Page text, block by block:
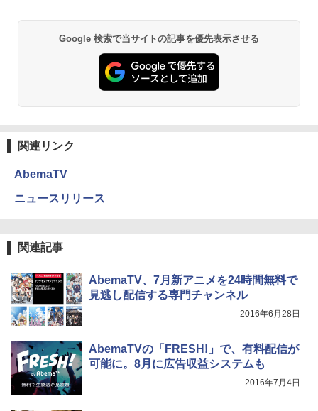
Google 検索で当サイトの記事を優先表示させる
関連リンク
AbemaTV
ニュースリリース
関連記事
AbemaTV、7月新アニメを24時間無料で
見逃し配信する専門チャンネル
2016年6月28日
AbemaTVの「FRESH!」で、有料配信が
可能に。8月に広告収益システムも
2016年7月4日